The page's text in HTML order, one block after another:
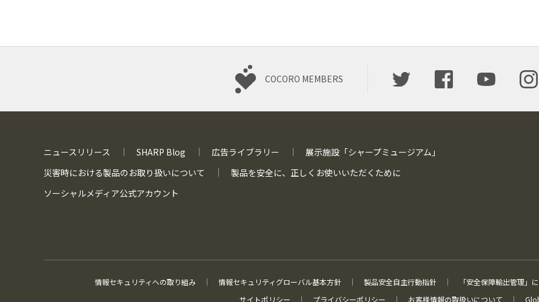
COCORO MEMBERS
ニュースリリース SHARP Blog 広告ライブラリー
展示施設「シャープミュージアム」
災害時における製品のお取り扱いについて 製品を安全に、 正しくお使いいただくために
ソーシャルメディア公式アカウント
情報セキュリティへの取り組み 情報セキュリティグローバル基本方針 製品安全自主行動指針 「安全保障輸出管理」
サイトポリシー
プライバシーポリシー お客様情報の取扱いについて